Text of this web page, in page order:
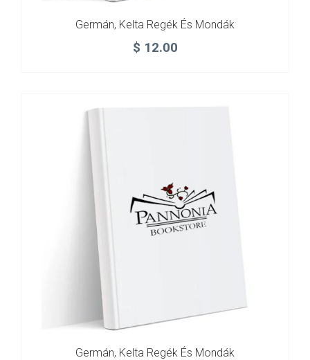
Germán, Kelta Regék És Mondák
$ 12.00
Germán, Kelta Regék És Mondák